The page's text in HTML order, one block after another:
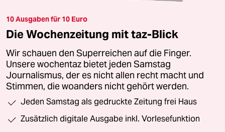
10 Ausgaben für 10 Euro
Die Wochenzeitung mit taz-Blick
Wir schauen den Superreichen auf die Finger.
Unsere wochentaz bietet jeden Samstag
Journalismus, der es nicht allen recht macht und
Stimmen, die woanders nicht gehört werden.
Jeden Samstag als gedruckte Zeitung frei Haus
Zusätzlich digitale Ausgabe inkl. Vorlesefunktion